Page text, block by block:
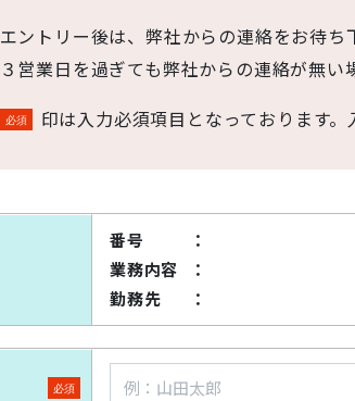
エントリー後は、弊社からの連絡をお待ち
３営業日を過ぎても弊社からの連絡が無
印は入力必須項目となっております
番号
業務内容
勤務先